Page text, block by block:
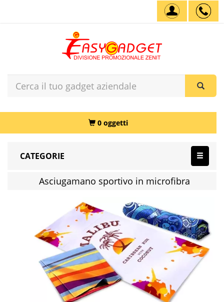
0 oggetti
CATEGORIE
Asciugamano sportivo in microfibra